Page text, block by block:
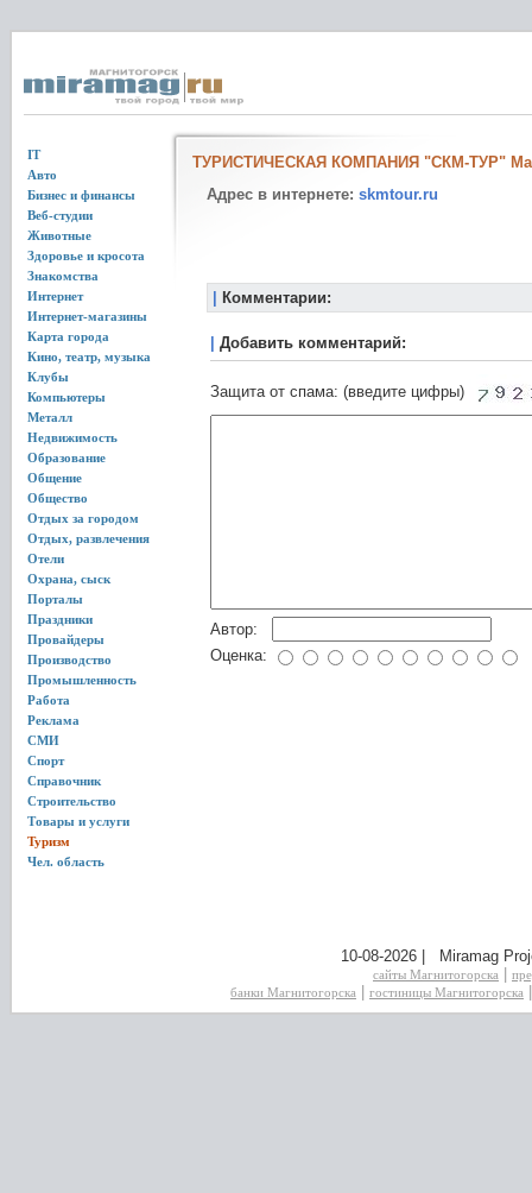
IT
Авто
Бизнес и финансы
Веб-студии
Животные
Здоровье и кросота
Знакомства
Интернет
Интернет-магазины
Карта города
Кино, театр, музыка
Клубы
Компьютеры
Металл
Недвижимость
Образование
Общение
Общество
Отдых за городом
Отдых, развлечения
Отели
Охрана, сыск
Порталы
Праздники
Провайдеры
Производство
Промышленность
Работа
Реклама
СМИ
Спорт
Справочник
Строительство
Товары и услуги
Туризм
Чел. область
ТУРИСТИЧЕСКАЯ КОМПАНИЯ "СКМ-ТУР"
Адрес в интернете: skmtour.ru
Комментарии:
Добавить комментарий:
Защита от спама: (введите цифры)
Автор:
Оценка:
10-08-2026 | Miramag
сайты Магнитогорска
банки Магнитогорска
гостиницы Магнитогорска